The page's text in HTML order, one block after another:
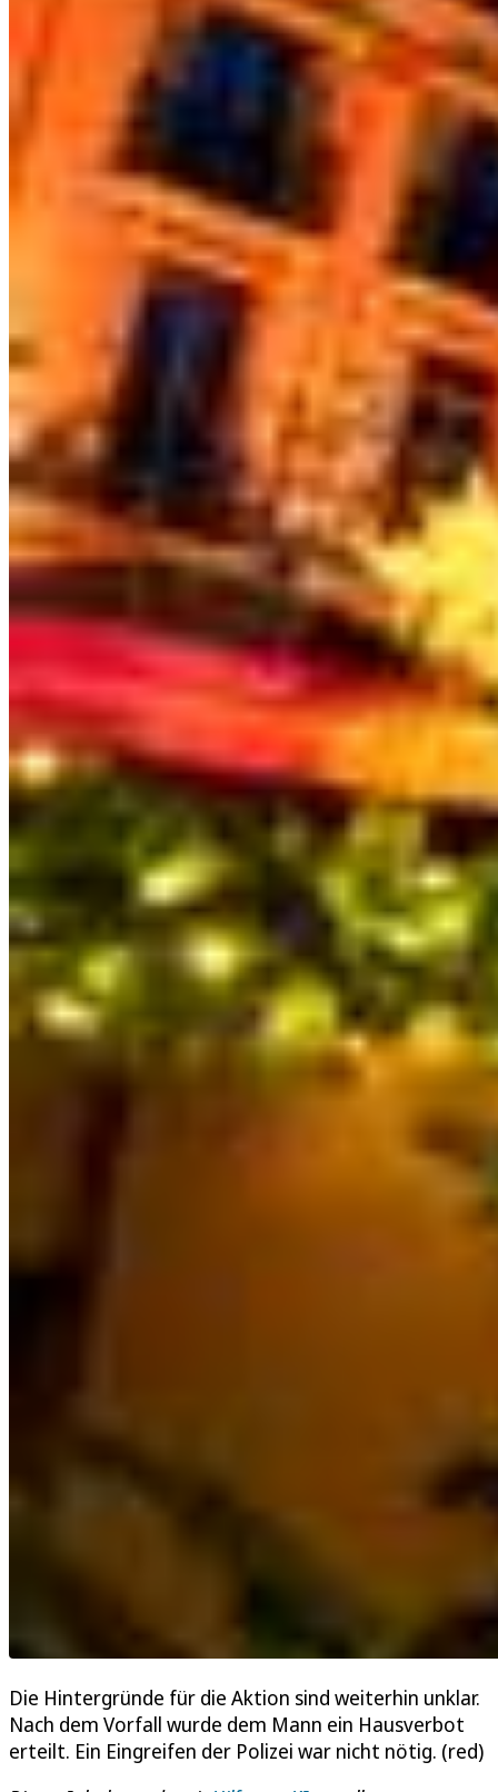
Die Hintergründe für die Aktion sind weiterhin unklar.
Nach dem Vorfall wurde dem Mann ein Hausverbot
erteilt. Ein Eingreifen der Polizei war nicht nötig. (red)